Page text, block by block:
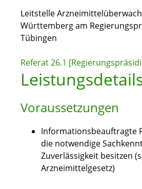
Leitstelle
Württemberg am
Tübingen
Referat 26.1
Voraussetzungen
Informationsbeauftragte
die notwendige
Zuverlässigkeit besitzen
Arzneimittelgesetz)